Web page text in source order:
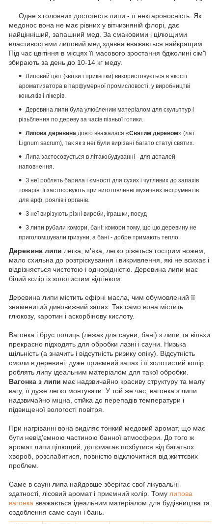
Одне з головних достоїнств липи - її нектароносність. Як
медонос вона не має рівних у вітчизняній флорі, дає
найцінніший, запашний мед. За смаковими і цілющими
властивостями липовий мед здавна вважається найкращим.
Під час цвітіння в місцях її масового зростання бджолині сім'ї
збирають за день до 10-14 кг меду.
Липовий цвіт (квітки і приквітки) використовується в якості
ароматизатора в парфумерної промисловості, у виробництві
коньяків і лікерів.
Деревина липи була улюбленим матеріалом для скульптур і
різьблення по дереву за часів пізньої готики.
Липова деревина довго вважалася «Святим деревом» (лат.
Lignum sacrum), так як з неї були вирізані багато статуї святих.
Липа застосовується в літакобудуванні - для деталей
наповнення.
З неї роблять барила і ємності для сухих і чутливих до запахів
товарів. Її застосовують при виготовленні музичних інструментів:
для арф, роялів і органів.
З неї вирізують різні вироби, іграшки, посуд
З липи рубали комори, бані: комори тому, що цю деревину не
приголомшували гризуни, а бані - добре тримають тепло.
Деревина липи легка, м'яка, легко ріжеться гострим ножем,
мало схильна до розтріскування і викривлення, які не всихає і
відрізняється чистотою і однорідністю. Деревина липи має
білий колір із золотистим відтінком.
Деревина липи містить ефірні масла, чим обумовлений її
знаменитий дивовижний запах. Так само вона містить
глюкозу, каротин і аскорбінову кислоту.
Вагонка і брус полиць (лежак для сауни, бані) з липи та вільхи
прекрасно підходять для обробки лазні і сауни. Низька
щільність (а значить і відсутність ризику опіку). Відсутність
смоли в деревині, дуже приємний запах і її золотистий колір,
роблять липу ідеальним матеріалом для такої обробки.
Вагонка з липи має надзвичайно красиву структуру та малу
вагу, її дуже легко монтувати. У той же час, вагонка з липи
надзвичайно міцна, стійка до перепадів температури і
підвищеної вологості повітря.
При нагріванні вона виділяє тонкий медовий аромат, що має
бути невід'ємною частиною банної атмосфери. До того ж
аромат липи цілющий, допомагає позбутися від багатьох
хвороб, розслабитися, повністю відключитися від життєвих
проблем.
Саме в сауні липа найдовше зберігає свої лікувальні
здатності, лісовий аромат і приємний колір. Тому липова
вагонка вважається ідеальним матеріалом для будівництва та
оздоблення саме саун і бань.